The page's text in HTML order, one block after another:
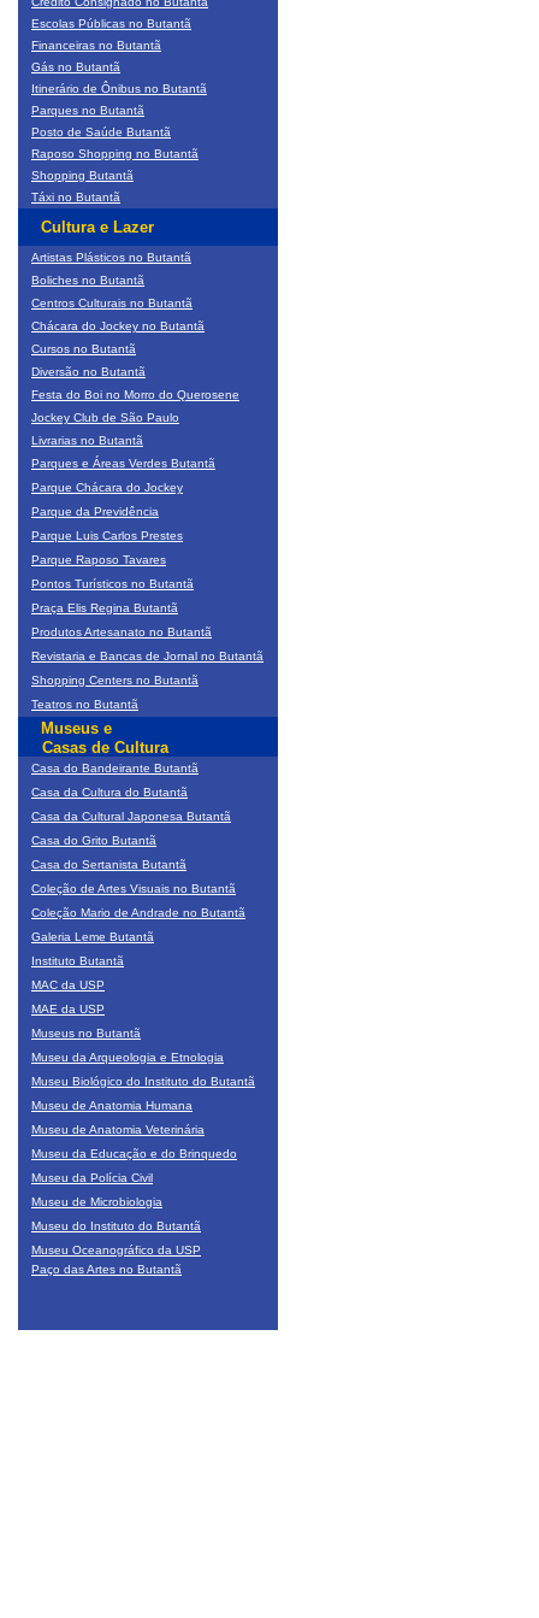
Escolas Públicas no Butantã
Financeiras no Butantã
Gás no Butantã
Itinerário de Ônibus no Butantã
Parques no Butantã
Posto de Saúde Butantã
Raposo Shopping no Butantã
Shopping Butantã
Táxi no Butantã
Cultura e Lazer
Artistas Plásticos no Butantã
Boliches no Butantã
Centros Culturais no Butantã
Chácara do Jockey no Butantã
Cursos no Butantã
Diversão no Butantã
Festa do Boi no Morro do Querosene
Jockey Club de São Paulo
Livrarias no Butantã
Parques e Áreas Verdes Butantã
Parque Chácara do Jockey
Parque da Previdência
Parque Luis Carlos Prestes
Parque Raposo Tavares
Pontos Turísticos no Butantã
Praça Elis Regina Butantã
Produtos Artesanato no Butantã
Revistaria e Bancas de Jornal no Butantã
Shopping Centers no Butantã
Teatros no Butantã
Museus e
Casas de Cultura
Casa do Bandeirante Butantã
Casa da Cultura do Butantã
Casa da Cultural Japonesa Butantã
Casa do Grito Butantã
Casa do Sertanista Butantã
Coleção de Artes Visuais no Butantã
Coleção Mario de Andrade no Butantã
Galeria Leme Butantã
Instituto Butantã
MAC da USP
MAE da USP
Museus no Butantã
Museu da Arqueologia e Etnologia
Museu Biológico do Instituto do Butantã
Museu de Anatomia Humana
Museu de Anatomia Veterinária
Museu da Educação e do Brinquedo
Museu da Polícia Civil
Museu de Microbiologia
Museu do Instituto do Butantã
Museu Oceanográfico da USP
Paço das Artes no Butantã